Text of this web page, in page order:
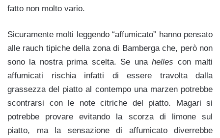
fatto non molto vario.
Sicuramente molti leggendo “affumicato” hanno pensato
alle rauch tipiche della zona di Bamberga che, però non
sono la nostra prima scelta. Se unahelles con malti
affumicati rischia infatti di essere travolta dalla
grassezza del piatto al contempo una marzen potrebbe
scontrarsi con le note citriche del piatto. Magari si
potrebbe provare evitando la scorza di limone sul
piatto, ma la sensazione di affumicato diverrebbe